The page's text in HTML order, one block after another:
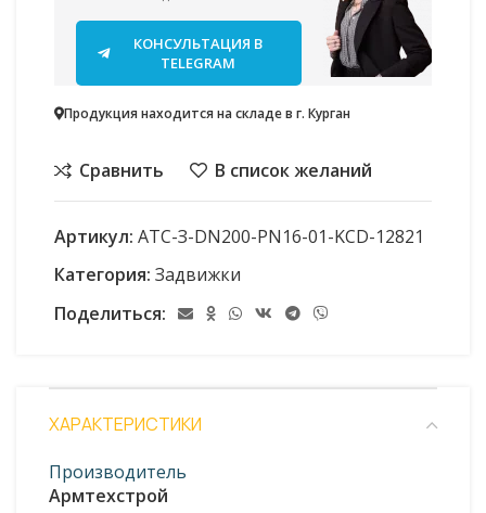
КОНСУЛЬТАЦИЯ В
TELEGRAM
Продукция находится на складе в г. Курган
Сравнить В список желаний
Артикул: АТС-З-DN200-PN16-01-KСD-12821
Категория: Задвижки
Поделиться:
ХАРАКТЕРИСТИКИ
Производитель
Армтехстрой